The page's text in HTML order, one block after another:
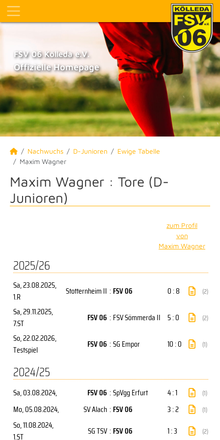
FSV 06 Kölleda e.V.
Offizielle Homepage
Nachwuchs D-Junioren
Ewige Tabelle
Maxim Wagner
Maxim Wagner : Tore (D-
Junioren)
zum Profil
von
Maxim Wagner
2025/26
Sa, 23.08.2025,
1.R
Stotternheim II : FSV 06 0 : 8 (2)
Sa, 29.11.2025,
7.ST
FSV 06 : FSV Sömmerda II 5 : 0 (2)
So, 22.02.2026,
Testspiel
FSV 06 :SG Empor 10 : 0 (1)
2024/25
Sa, 03.08.2024, FSV 06 :SpVgg Erfurt 4 : 1 (1)
Mo, 05.08.2024, SV Alach : FSV 06 3 : 2 (1)
So, 11.08.2024,
1.ST
SG TSV : FSV 06 1 : 3 (2)